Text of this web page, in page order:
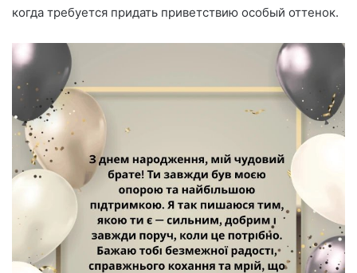
когда требуется придать приветствию особый оттенок.